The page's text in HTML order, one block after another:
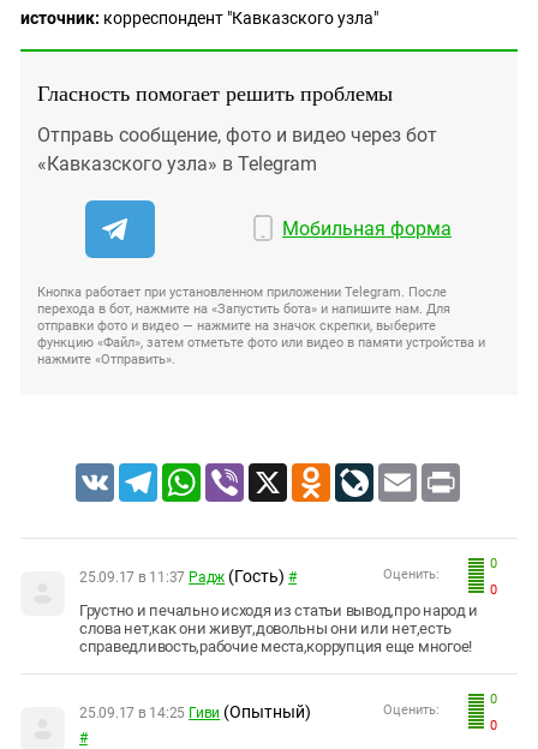
источник: корреспондент "Кавказского узла"
Гласность помогает решить проблемы
Отправь сообщение, фото и видео через бот
«Кавказского узла» в Telegram
Мобильная форма
Кнопка работает при установленном приложении Telegram. После
перехода в бот, нажмите на «Запустить бота» и напишите нам. Для
отправки фото и видео — нажмите на значок скрепки, выберите
функцию «Файл», затем отметьте фото или видео в памяти устройства и
нажмите «Отправить».
VK TelegramWhatsApp
Viber X Odnoklassniki
LiveJournal
Email Print
0
0
Оценить:
25.09.17 в 11:37 Радж (Гость) #
Грустно и печально исходя из статьи вывод,про народ и
слова нет,как они живут,довольны они или нет,есть
справедливость,рабочие места,коррупция еще многое!
0
0
Оценить:
25.09.17 в 14:25 Гиви (Опытный)
#